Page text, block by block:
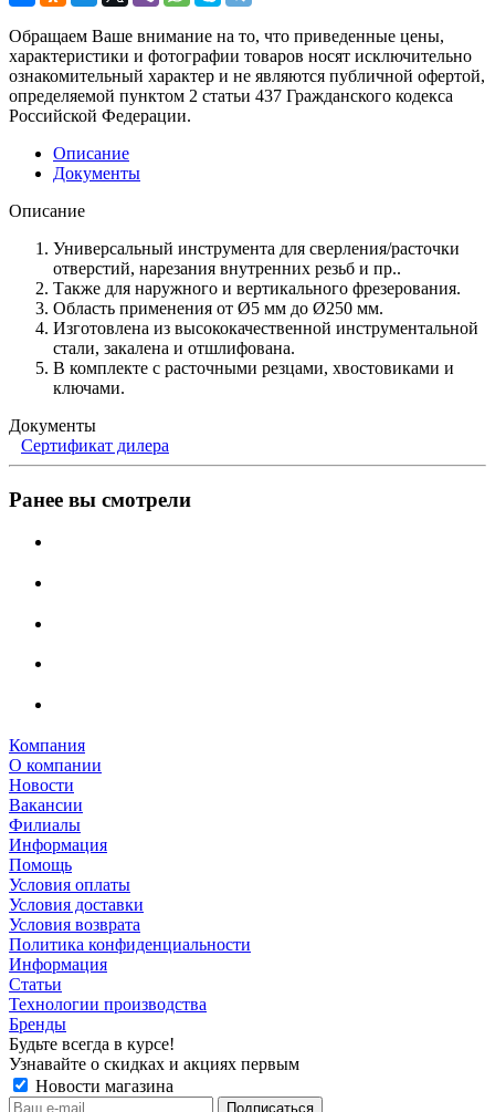
Обращаем Ваше внимание на то, что приведенные цены,
характеристики и фотографии товаров носят исключительно
ознакомительный характер и не являются публичной офертой,
определяемой пунктом 2 статьи 437 Гражданского кодекса
Российской Федерации.
Описание
Документы
Описание
Универсальный инструмента для сверления/расточки
отверстий, нарезания внутренних резьб и пр..
Также для наружного и вертикального фрезерования.
Область применения от Ø5 мм до Ø250 мм.
Изготовлена из высококачественной инструментальной
стали, закалена и отшлифована.
В комплекте с расточными резцами, хвостовиками и
ключами.
Документы
Сертификат дилера
Ранее вы смотрели
Компания
О компании
Новости
Вакансии
Филиалы
Информация
Помощь
Условия оплаты
Условия доставки
Условия возврата
Политика конфиденциальности
Информация
Статьи
Технологии производства
Бренды
Будьте всегда в курсе!
Узнавайте о скидках и акциях первым
Новости магазина